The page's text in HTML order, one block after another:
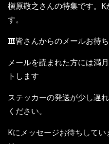
槇原敬之さんの特集です。
す。
🎹皆さんからのメールお待
メールを読まれた方には満
トします
ステッカーの発送が少し遅
ください。
Kにメッセージお待ちして